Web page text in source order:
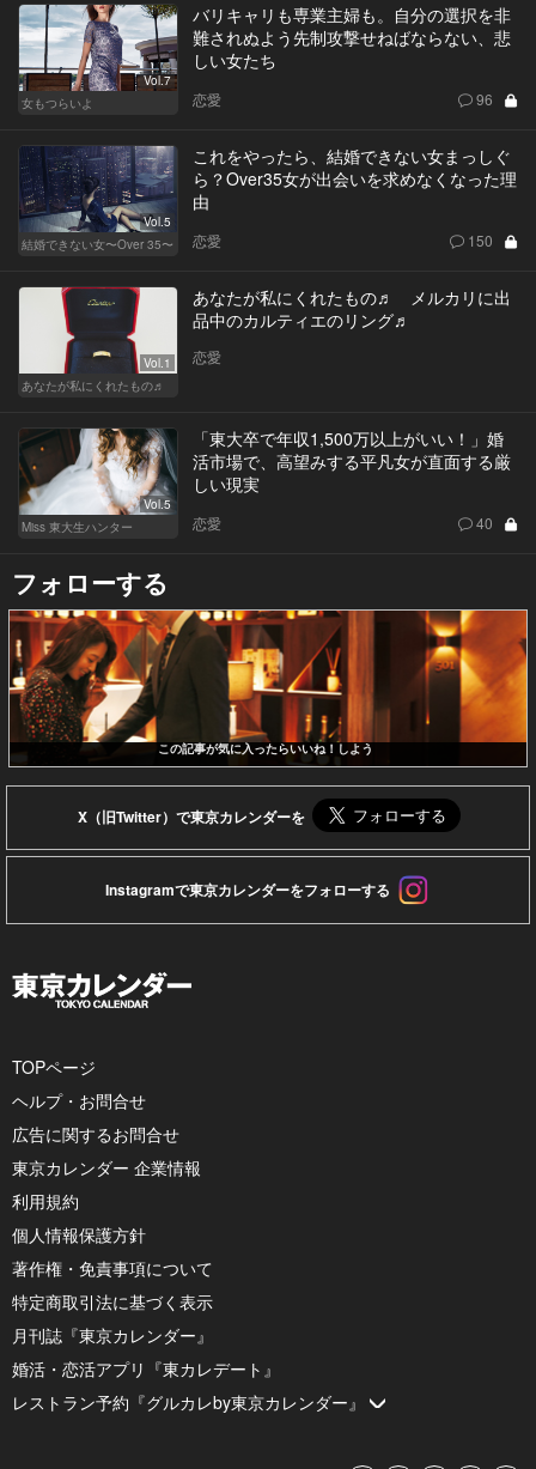
Vol.7
女もつらいよ
バリキャリも専業主婦も。自分の選択を非
難されぬよう先制攻撃せねばならない、悲
しい女たち
恋愛 96
Vol.5
結婚できない女〜Over 35〜
これをやったら、結婚できない女まっしぐ
ら？Over35女が出会いを求めなくなった理
由
恋愛 150
Vol.1
あなたが私にくれたもの♬
あなたが私にくれたもの♬ メルカリに出
品中のカルティエのリング♬
恋愛
Vol.5
Miss 東大生ハンター
「東大卒で年収1,500万以上がいい！」婚
活市場で、高望みする平凡女が直面する厳
しい現実
恋愛 40
フォローする
この記事が気に入ったらいいね！しよう
X（旧Twitter）で東京カレンダーを
Instagramで東京カレンダーをフォローする
TOPページ
ヘルプ・お問合せ
広告に関するお問合せ
東京カレンダー 企業情報
利用規約
個人情報保護方針
著作権・免責事項について
特定商取引法に基づく表示
月刊誌『東京カレンダー』
婚活・恋活アプリ『東カレデート』
レストラン予約『グルカレby東京カレンダー』